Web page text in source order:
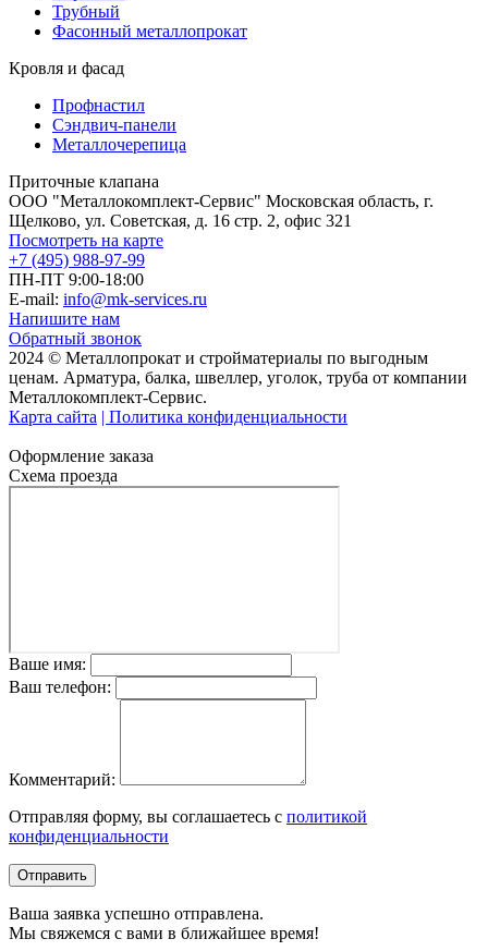
Трубный
Фасонный металлопрокат
Кровля и фасад
Профнастил
Сэндвич-панели
Металлочерепица
Приточные клапана
ООО "Металлокомплект-Сервис" Московская область, г.
Щелково, ул. Советская, д. 16 стр. 2, офис 321
Посмотреть на карте
+7 (495) 988-97-99
ПН-ПТ 9:00-18:00
E-mail: info@mk-services.ru
Напишите нам
Обратный звонок
2024 © Металлопрокат и стройматериалы по выгодным
ценам. Арматура, балка, швеллер, уголок, труба от компании
Металлокомплект-Сервис.
Карта сайта | Политика конфиденциальности
Оформление заказа
Схема проезда
Ваше имя:
Ваш телефон:
Комментарий:
Отправляя форму, вы соглашаетесь с политикой
конфиденциальности
Отправить
Ваша заявка успешно отправлена.
Мы свяжемся с вами в ближайшее время!